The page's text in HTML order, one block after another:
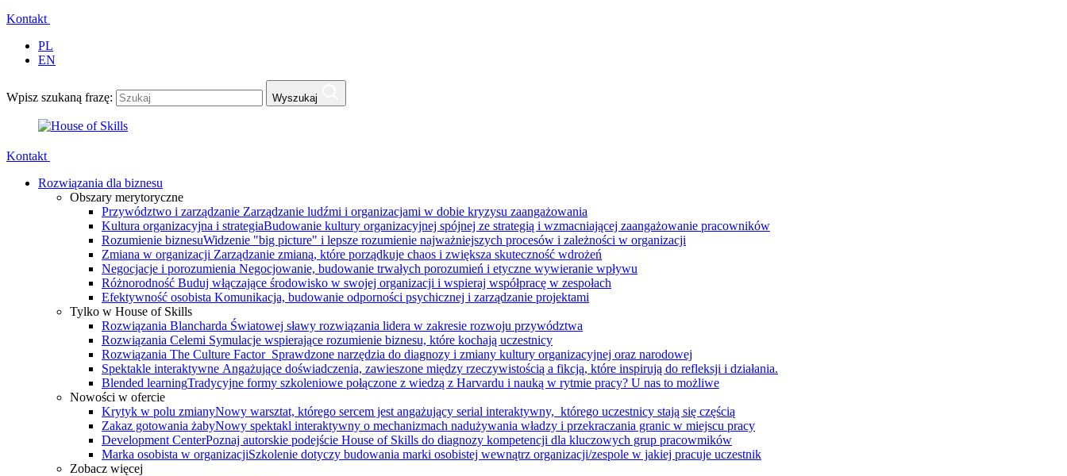
Kontakt
PL
EN
Wpisz szukaną frazę: Wyszukaj
Kontakt
Rozwiązania dla biznesu
Obszary merytoryczne
Przywództwo i zarządzanie Zarządzanie ludźmi i organizacjami w dobie kryzysu zaangażowania
Kultura organizacyjna i strategiaBudowanie kultury organizacyjnej spójnej ze strategią i wzmacniającej zaangażowanie pracowników
Rozumienie biznesuWidzenie "big picture" i lepsze rozumienie najważniejszych procesów i zależności w organizacji
Zmiana w organizacji Zarządzanie zmianą, które porządkuje chaos i zwiększa skuteczność wdrożeń
Negocjacje i porozumienia Negocjowanie, budowanie trwałych porozumień i etyczne wywieranie wpływu
Różnorodność Buduj włączające środowisko w swojej organizacji i wspieraj współpracę w zespołach
Efektywność osobista Komunikacja, budowanie odporności psychicznej i zarządzanie projektami
Tylko w House of Skills
Rozwiązania Blancharda Światowej sławy rozwiązania lidera w zakresie rozwoju przywództwa
Rozwiązania Celemi Symulacje wspierające rozumienie biznesu, które kochają uczestnicy
Rozwiązania The Culture Factor Sprawdzone narzędzia do diagnozy i zmiany kultury organizacyjnej oraz narodowej
Spektakle interaktywne Angażujące doświadczenia, zawieszone między rzeczywistością a fikcją, które inspirują do refleksji i działania.
Blended learningTradycyjne formy szkoleniowe połączone z wiedzą z Harvardu i nauką w rytmie pracy? U nas to możliwe
Nowości w ofercie
Krytyk w polu zmianyNowy warsztat, którego sercem jest angażujący serial interaktywny, ​ którego uczestnicy stają się częścią
Zakaz gotowania żabyNowy spektakl interaktywny o mechanizmach nadużywania władzy i przekraczania granic w miejscu pracy
Development CenterPoznaj autorskie podejście House of Skills do diagnozy kompetencji dla kluczowych grup pracowmików
Marka osobista w organizacjiSzkolenie dotyczy budowania marki osobistej wewnątrz organizacji/zespole w jakiej pracuje uczestnik
Zobacz więcej